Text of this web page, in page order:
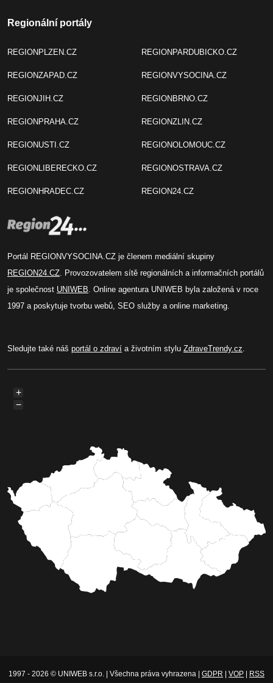
Regionální portály
REGIONPLZEN.CZ
REGIONZAPAD.CZ
REGIONJIH.CZ
REGIONPRAHA.CZ
REGIONUSTI.CZ
REGIONLIBERECKO.CZ
REGIONHRADEC.CZ
REGIONPARDUBICKO.CZ
REGIONVYSOCINA.CZ
REGIONBRNO.CZ
REGIONZLIN.CZ
REGIONOLOMOUC.CZ
REGIONOSTRAVA.CZ
REGION24.CZ
Portál REGIONVYSOCINA.CZ je členem mediální skupiny
REGION24.CZ. Provozovatelem sítě regionálních a informačních portálů
je společnost UNIWEB. Online agentura UNIWEB byla založená v roce
1997 a poskytuje tvorbu webů, SEO služby a online marketing.
Sledujte také náš portál o zdraví a životním stylu ZdraveTrendy.cz.
+
−
1997 - 2026 © UNIWEB s.r.o. | Všechna práva vyhrazena | GDPR VOP RSS